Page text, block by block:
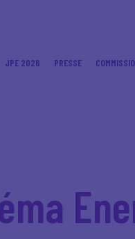
JPE 2026 PRESSE